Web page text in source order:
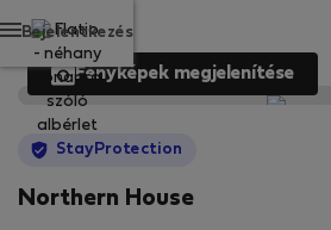
Bejelentkezés
Fényképek megjelenítése
StayProtection
Northern House